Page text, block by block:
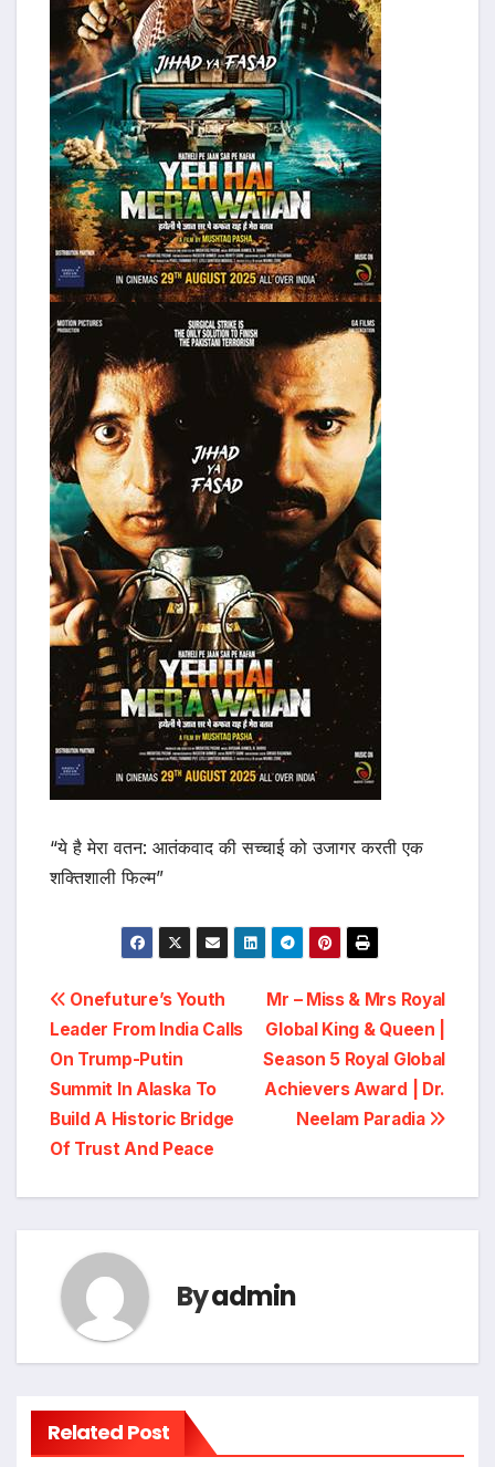
“ये है मेरा वतन: आतंकवाद की सच्चाई को उजागर करती एक
शक्तिशाली फिल्म”
Post
navigation
Mr – Miss & Mrs Royal
Global King & Queen |
Season 5 Royal Global
Achievers Award | Dr.
Neelam Paradia
Onefuture’s Youth
Leader From India Calls
On Trump-Putin
Summit In Alaska To
Build A Historic Bridge
Of Trust And Peace
Byadmin
Related Post